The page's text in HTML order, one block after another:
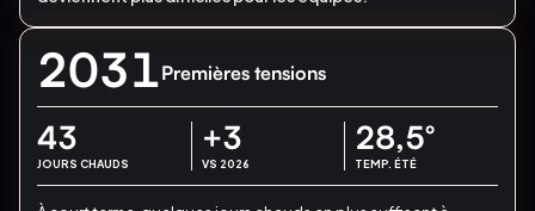
2031Premières tensions
43
JOURS CHAUDS
+3
VS 2026
28,5°
TEMP. ÉTÉ